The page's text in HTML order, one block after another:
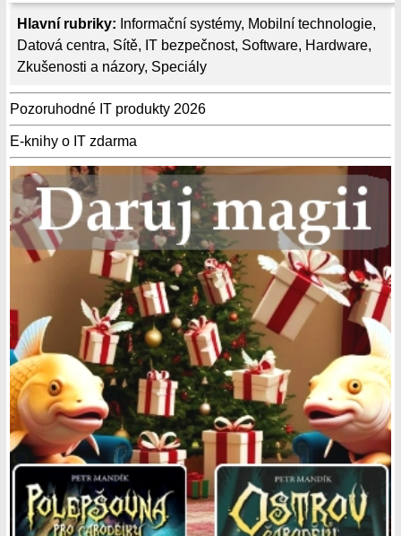
Hlavní rubriky: Informační systémy, Mobilní technologie,
Datová centra, Sítě, IT bezpečnost, Software, Hardware,
Zkušenosti a názory, Speciály
Pozoruhodné IT produkty 2026
E-knihy o IT zdarma